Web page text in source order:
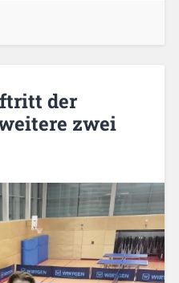
der
zwei